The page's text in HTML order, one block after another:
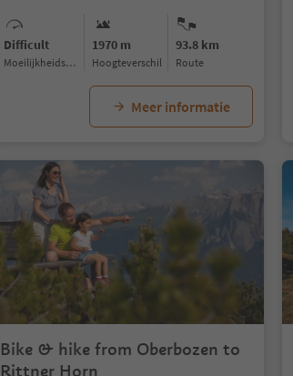
Difficult
Moeilijkheidsgraad
1970 m
Hoogteverschil
93.8 km
Route
Meer informatie
Bike & hike from Oberbozen to
Rittner Horn